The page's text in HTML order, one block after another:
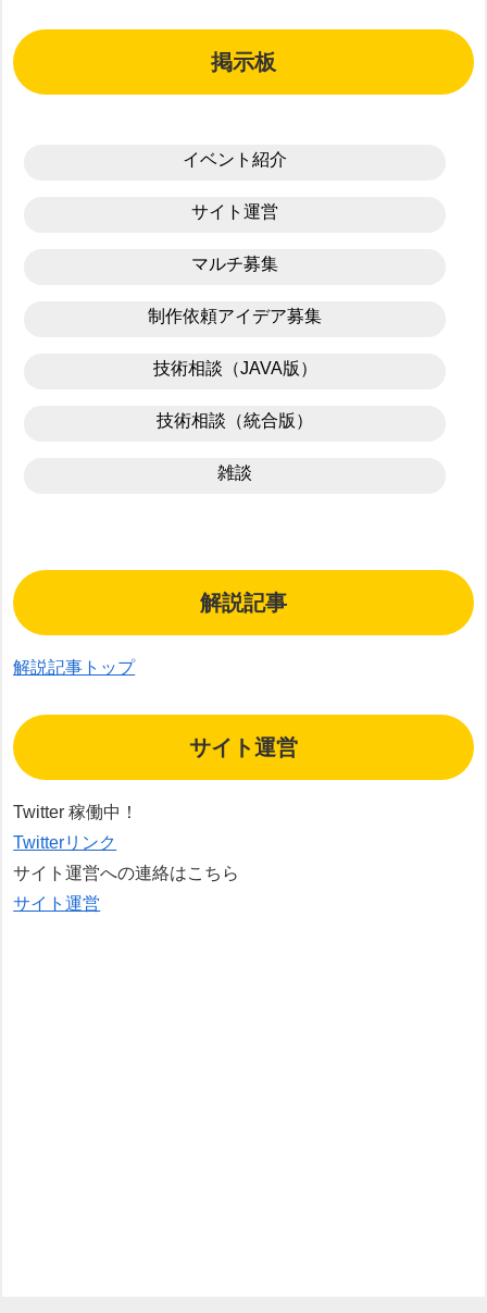
掲示板
イベント紹介
サイト運営
マルチ募集
制作依頼アイデア募集
技術相談（JAVA版）
技術相談（統合版）
雑談
解説記事
解説記事トップ
サイト運営
Twitter 稼働中！
Twitterリンク
サイト運営への連絡はこちら
サイト運営